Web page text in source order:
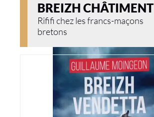
BREIZH CHÂTIMENT
Rififi chez les francs-maçons
bretons